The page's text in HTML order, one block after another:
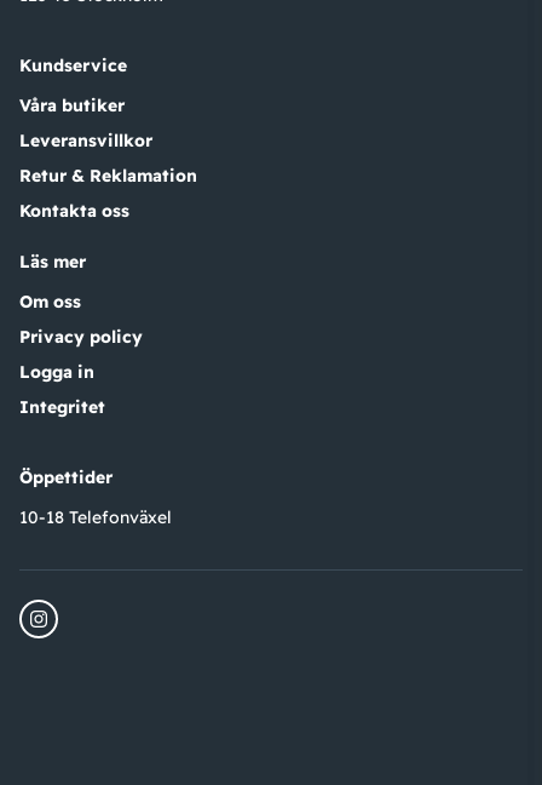
Kundservice
Våra butiker
Leveransvillkor
Retur & Reklamation
Kontakta oss
Läs mer
Om oss
Privacy policy
Logga in
Integritet
Öppettider
10-18 Telefonväxel